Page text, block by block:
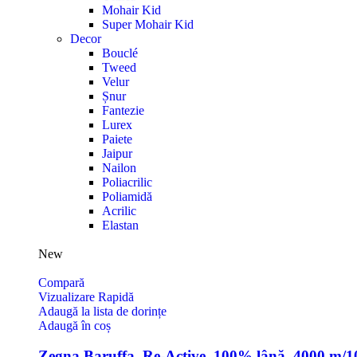
Mohair Kid
Super Mohair Kid
Decor
Bouclé
Tweed
Velur
Șnur
Fantezie
Lurex
Paiete
Jaipur
Nailon
Poliacrilic
Poliamidă
Acrilic
Elastan
New
Compară
Vizualizare Rapidă
Adaugă la lista de dorințe
Adaugă în coș